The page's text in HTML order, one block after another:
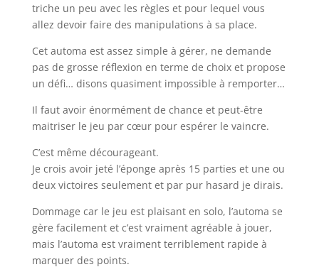
triche un peu avec les règles et pour lequel vous
allez devoir faire des manipulations à sa place.
Cet automa est assez simple à gérer, ne demande
pas de grosse réflexion en terme de choix et propose
un défi… disons quasiment impossible à remporter…
Il faut avoir énormément de chance et peut-être
maitriser le jeu par cœur pour espérer le vaincre.
C’est même décourageant.
Je crois avoir jeté l’éponge après 15 parties et une ou
deux victoires seulement et par pur hasard je dirais.
Dommage car le jeu est plaisant en solo, l’automa se
gère facilement et c’est vraiment agréable à jouer,
mais l’automa est vraiment terriblement rapide à
marquer des points.